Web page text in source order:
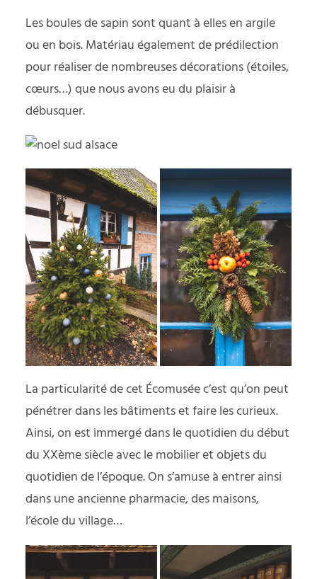
Les boules de sapin sont quant à elles en argile
ou en bois. Matériau également de prédilection
pour réaliser de nombreuses décorations (étoiles,
cœurs…) que nous avons eu du plaisir à
débusquer.
La particularité de cet Écomusée c’est qu’on peut
pénétrer dans les bâtiments et faire les curieux.
Ainsi, on est immergé dans le quotidien du début
du XXème siècle avec le mobilier et objets du
quotidien de l’époque. On s’amuse à entrer ainsi
dans une ancienne pharmacie, des maisons,
l’école du village…